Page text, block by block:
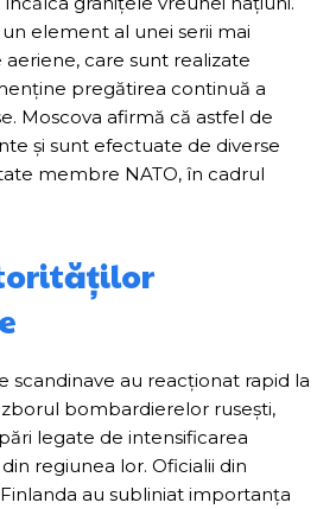
element al unei serii mai
care sunt realizate
pregătirea continuă a
Moscova afirmă că astfel de
și sunt efectuate de diverse
membre NATO, în cadrul
scandinave au reacționat rapid la
bombardierelor rusești,
legate de intensificarea
regiunea lor. Oficialii din
au subliniat importanța